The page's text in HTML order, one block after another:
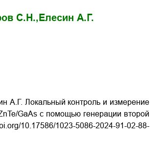
С.Н., Елесин А.Г.
Локальный контроль и измерение
GaAs с помощью генерации второй
10.17586/1023-5086-2024-91-02-88-